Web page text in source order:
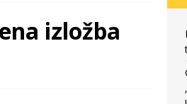
GRAD TEATAR
za četvrtak, 6. avgust
izložba